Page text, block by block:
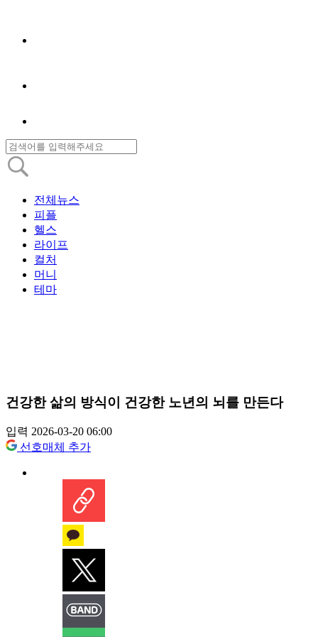
전체뉴스
피플
헬스
라이프
컬처
머니
테마
건강한 삶의 방식이 건강한 노년의 뇌를 만든다
입력 2026-03-20 06:00
선호매체 추가